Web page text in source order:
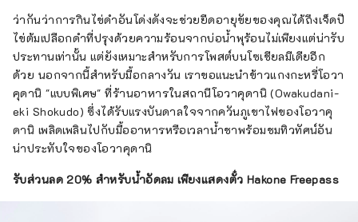
ว่ากันว่าการกินไข่ดำอันโด่งดังจะช่วยยืดอายุขัยของคุณได้ถึงเจ็ดปี
ไข่ต้มเปลือกดำที่ปรุงด้วยความร้อนจากบ่อน้ำพุร้อนไม่เพียงแต่น่ารับ
ประทานเท่านั้น แต่ยังเหมาะสำหรับการโพสต์บนโซเชียลมีเดียอีก
ด้วย นอกจากนี้สำหรับมื้อกลางวัน เราขอแนะนำข้าวแกงกะหรี่โอวา
คุดานิ "แบบพิเศษ" ที่ร้านอาหารในสถานีโอวาคุดานิ (Owakudani-
eki Shokudo) ซึ่งได้รับแรงบันดาลใจจากควันภูเขาไฟของโอวาคุ
ดานิ เพลิดเพลินไปกับมื้ออาหารหรือเวลาน้ำชาพร้อมชมทิวทัศน์อัน
น่าประทับใจของโอวาคุดานิ
รับส่วนลด 20% สำหรับน้ำอัดลม เพียงแสดงตั๋ว Hakone Freepass